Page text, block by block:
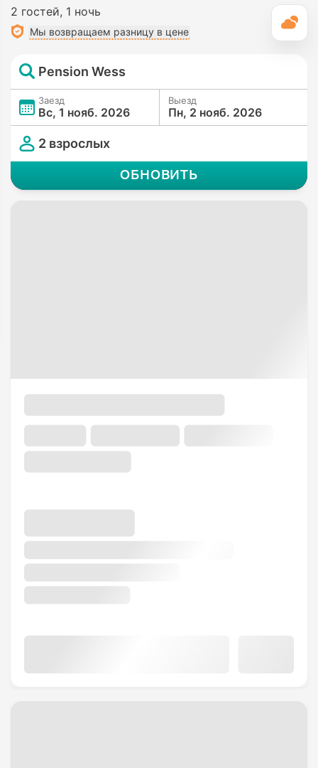
2 гостей 1 ночь
Мы возвращаем разницу в цене
Pension Wess
Заезд
Вс, 1 нояб. 2026
Выезд
Пн, 2 нояб. 2026
2 взрослых
ОБНОВИТЬ